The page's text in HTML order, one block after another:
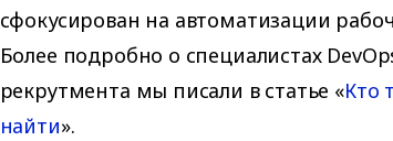
сфокусирован на автоматизации
Более подробно о специалистах
рекрутмента мы писали в статье «Кто
найти».